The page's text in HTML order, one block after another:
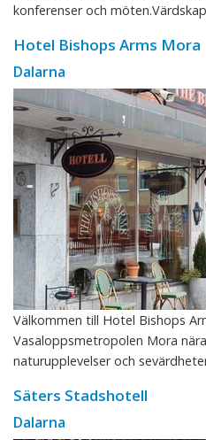
konferenser och
Hotel Bishops Arms Mora
Dalarna
Välkommen till Hotel Bishops
Vasaloppsmetropolen Mora
naturupplevelser och
Säters Stadshotell
Dalarna